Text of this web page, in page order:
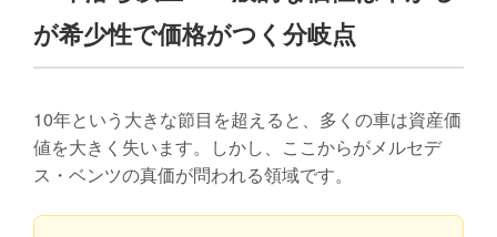
が希少性で価格がつく分岐点
10年という大きな節目を超えると、多くの車は資産価
値を大きく失います。しかし、ここからがメルセデ
ス・ベンツの真価が問われる領域です。